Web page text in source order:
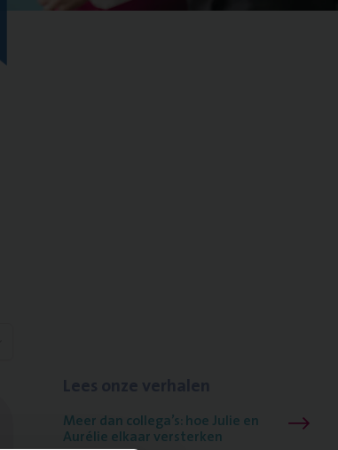
Meer dan collega’s: hoe Julie en
Aurélie elkaar versterken